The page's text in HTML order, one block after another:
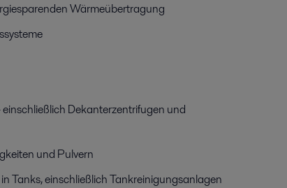
Wärmeübertragung
Dekanterzentrifugen und
und Pulvern
Tanks, einschließlich Tankreinigungsanlagen